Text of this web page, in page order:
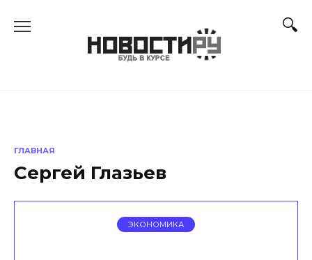
ГЛАВНАЯ
Сергей Глазьев
ЭКОНОМИКА